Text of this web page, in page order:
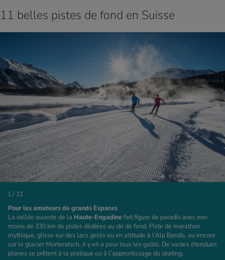
11 belles pistes de fond en Suisse
1 / 11
Pour les amateurs de grands Espaces
La vallée ouverte de la Haute-Engadinefait figure de paradis avec non
moins de 230 km de pistes dédiées au ski de fond. Piste de marathon
mythique, glisse sur des lacs gelés ou en altitude à l’Alp Bondo, ou encore
sur le glacier Morteratsch, il y en a pour tous les goûts. De vastes étendues
planes se prêtent à la pratique ou à l’apprentissage du skating.